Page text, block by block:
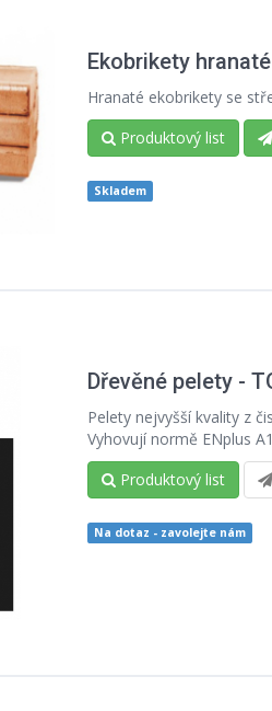
Ekobrikety
Hranaté ekobrikety se
Produktový list
Skladem
Dřevěné pelety -
Pelety nejvyšší kvality z
Vyhovují normě ENplus A1
Produktový list
Na dotaz - zavolejte nám